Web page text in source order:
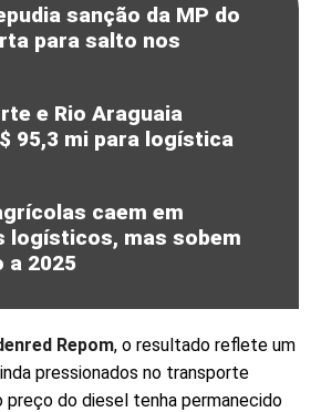
sanção da MP do
para salto nos
e Rio Araguaia
95,3 mi para logística
caem em
logísticos, mas sobem
a 2025
Repom, o resultado reflete um
pressionados no transporte
preço do diesel tenha permanecido